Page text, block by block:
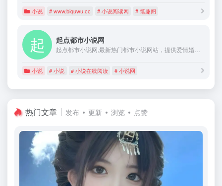
小说 # www.biquwu.cc # 小说阅读网 # 笔趣阁
起点都市小说网
起点都市小说网,最新热门都市小说网站，提供爱情婚姻小说、都市生活小说、都市异能小说、异术超能小说、青春校园小说、娱乐明星小说等首发、完本、免费小说,最新章节在线阅读。更多精彩尽在起点都市小说网。
小说 # 小说 # 小说在线阅读 # 小说网
热门文章 发布 更新 浏览 点赞